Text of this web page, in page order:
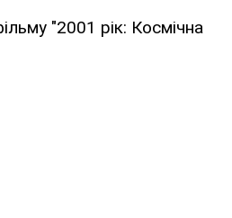
"2001 рік: Космічна